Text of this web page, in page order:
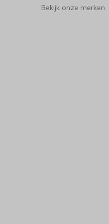
Bekijk onze merken